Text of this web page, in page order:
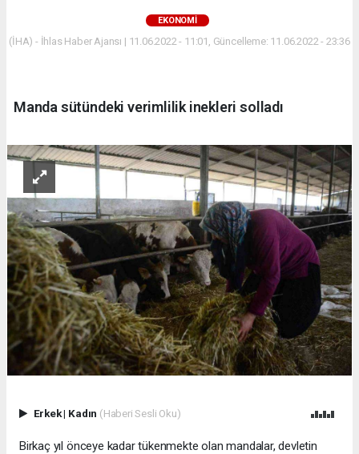
EKONOMİ
(İHA) - İhlas Haber Ajansı | 11.06.2022 - 11:01, Güncelleme: 11.06.2022 - 23:36
Manda sütündeki verimlilik inekleri solladı
Erkek| Kadın (Haberi Sesli Oku)
Birkaç yıl önceye kadar tükenmekte olan mandalar, devletin